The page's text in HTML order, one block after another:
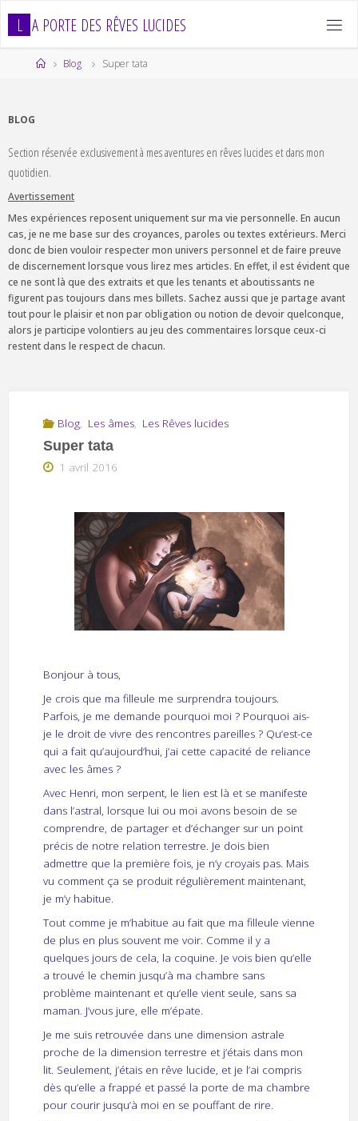
L A PORTE DES RÊVES LUCIDES
HomeBlog Super tata
BLOG
Section réservée exclusivement à mes aventures en rêves lucides et dans mon
quotidien.
Avertissement
Mes expériences reposent uniquement sur ma vie personnelle. En aucun
cas, je ne me base sur des croyances, paroles ou textes extérieurs. Merci
donc de bien vouloir respecter mon univers personnel et de faire preuve
de discernement lorsque vous lirez mes articles. En effet, il est évident que
ce ne sont là que des extraits et que les tenants et aboutissants ne
figurent pas toujours dans mes billets. Sachez aussi que je partage avant
tout pour le plaisir et non par obligation ou notion de devoir quelconque,
alors je participe volontiers au jeu des commentaires lorsque ceux-ci
restent dans le respect de chacun.
Blog, Les âmes, Les Rêves lucides
Super tata
1 avril 2016
Bonjour à tous,
Je crois que ma filleule me surprendra toujours.
Parfois, je me demande pourquoi moi ? Pourquoi ais-
je le droit de vivre des rencontres pareilles ? Qu’est-ce
qui a fait qu’aujourd’hui, j’ai cette capacité de reliance
avec les âmes ?
Avec Henri, mon serpent, le lien est là et se manifeste
dans l’astral, lorsque lui ou moi avons besoin de se
comprendre, de partager et d’échanger sur un point
précis de notre relation terrestre. Je dois bien
admettre que la première fois, je n’y croyais pas. Mais
vu comment ça se produit régulièrement maintenant,
je m’y habitue.
Tout comme je m’habitue au fait que ma filleule vienne
de plus en plus souvent me voir. Comme il y a
quelques jours de cela, la coquine. Je vois bien qu’elle
a trouvé le chemin jusqu’à ma chambre sans
problème maintenant et qu’elle vient seule, sans sa
maman. J’vous jure, elle m’épate.
Je me suis retrouvée dans une dimension astrale
proche de la dimension terrestre et j’étais dans mon
lit. Seulement, j’étais en rêve lucide, et je l’ai compris
dès qu’elle a frappé et passé la porte de ma chambre
pour courir jusqu’à moi en se pouffant de rire.